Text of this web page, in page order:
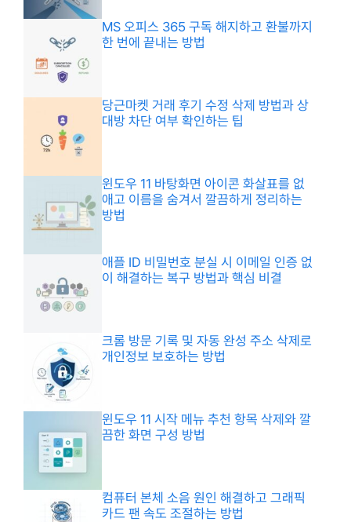
MS 오피스 365 구독 해지하고 환불까지
한 번에 끝내는 방법
당근마켓 거래 후기 수정 삭제 방법과 상
대방 차단 여부 확인하는 팁
윈도우 11 바탕화면 아이콘 화살표를 없
애고 이름을 숨겨서 깔끔하게 정리하는
방법
애플 ID 비밀번호 분실 시 이메일 인증 없
이 해결하는 복구 방법과 핵심 비결
크롬 방문 기록 및 자동 완성 주소 삭제로
개인정보 보호하는 방법
윈도우 11 시작 메뉴 추천 항목 삭제와 깔
끔한 화면 구성 방법
컴퓨터 본체 소음 원인 해결하고 그래픽
카드 팬 속도 조절하는 방법